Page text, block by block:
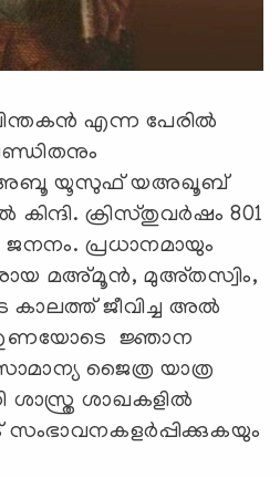
എന്ന പേരിൽ
അബൂ യൂസുഫ് യഅഖൂബ്
ക്രിസ്തുവർഷം 801
പ്രധാനമായും
മഅ്മൂൻ, മുഅ്തസ്വിം,
കാലത്ത് ജീവിച്ച അൽ
ജ്ഞാന
ജൈത്ര യാത്ര
ശാഖകളിൽ